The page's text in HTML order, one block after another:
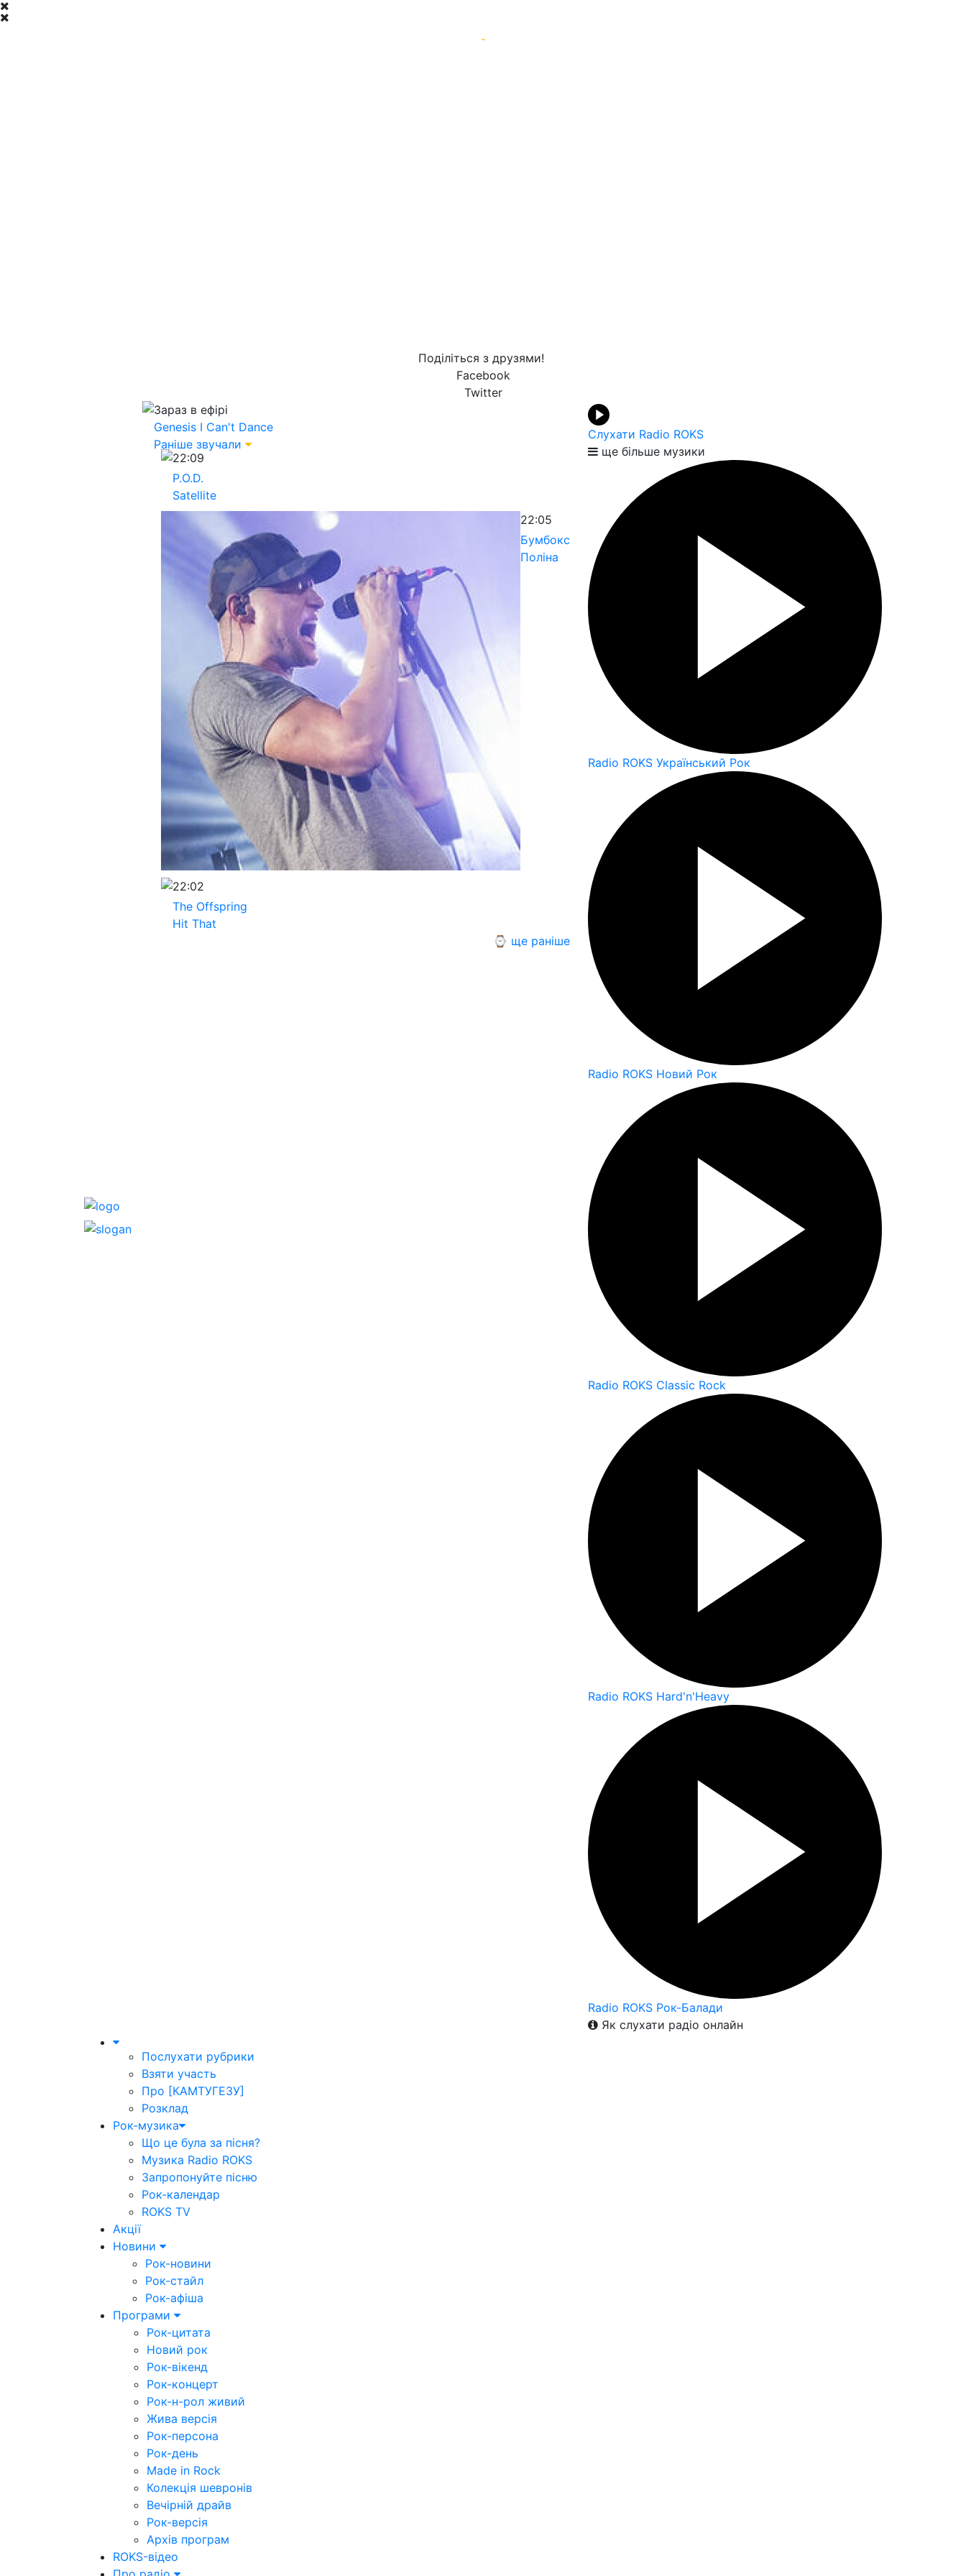
-
Поділіться з друзями!
Facebook
Twitter
Зараз в ефірі
Genesis I Can't Dance
Раніше звучали
22:09
P.O.D.
Satellite
22:05
Бумбокс
Поліна
22:02
The Offspring
Hit That
⌚ ще раніше
Слухати Radio ROKS
ще більше музики
Radio ROKS Український Рок
Radio ROKS Новий Рок
Radio ROKS Classic Rock
Radio ROKS Hard'n'Heavy
Radio ROKS Рок-Балади
Як слухати радіо онлайн
Послухати рубрики
Взяти участь
Про [КАМТУГЕЗУ]
Розклад
Рок-музика
Що це була за пісня?
Музика Radio ROKS
Запропонуйте пісню
Рок-календар
ROKS TV
Акції
Новини
Рок-новини
Рок-стайл
Рок-афіша
Програми
Рок-цитата
Новий рок
Рок-вікенд
Рок-концерт
Рок-н-рол живий
Жива версія
Рок-персона
Рок-день
Made in Rock
Колекція шевронів
Вечірній драйв
Рок-версія
Архів програм
ROKS-відео